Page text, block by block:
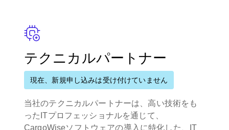
テクニカルパートナー
現在、新規申し込みは受け付けていません
当社のテクニカルパートナーは、高い技術をも
ったITプロフェッショナルを通じて、
CargoWiseソフトウェアの導入に特化した、IT